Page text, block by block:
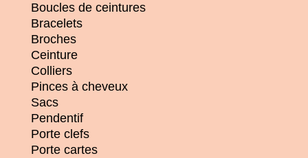
Boucles de ceintures
Bracelets
Broches
Ceinture
Colliers
Pinces à cheveux
Sacs
Pendentif
Porte clefs
Porte cartes